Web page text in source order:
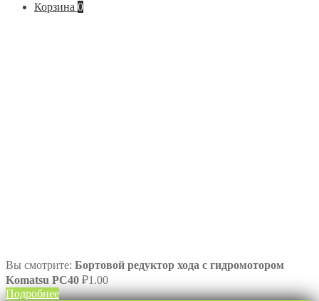
Корзина 0
Вы смотрите: Бортовой редуктор хода с гидромотором
Komatsu PC40 ₽1.00
Подробнее